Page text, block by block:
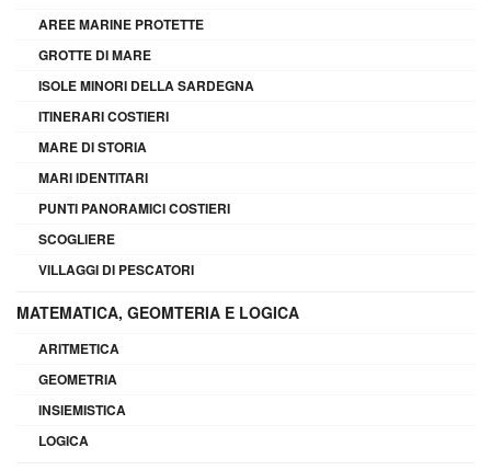
AREE MARINE PROTETTE
GROTTE DI MARE
ISOLE MINORI DELLA SARDEGNA
ITINERARI COSTIERI
MARE DI STORIA
MARI IDENTITARI
PUNTI PANORAMICI COSTIERI
SCOGLIERE
VILLAGGI DI PESCATORI
MATEMATICA, GEOMTERIA E LOGICA
ARITMETICA
GEOMETRIA
INSIEMISTICA
LOGICA